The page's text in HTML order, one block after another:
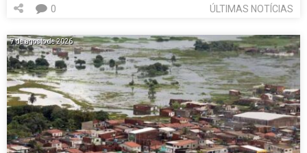
ÚLTIMAS NOTÍCIAS
0
7 de agosto de 2026